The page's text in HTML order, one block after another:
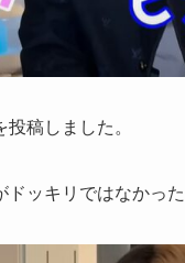
稿しました。
ッキリではなかっ